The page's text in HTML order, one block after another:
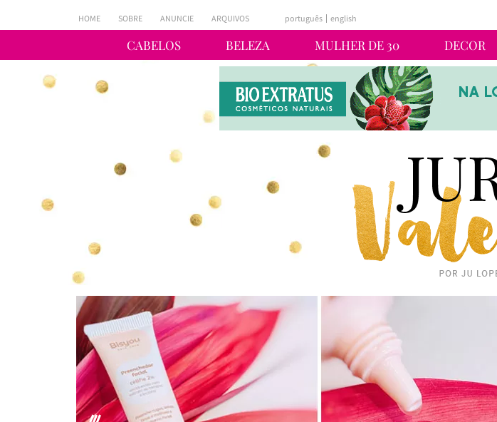
CABELOS BELEZA MULHER DE 30 DECOR
HOME SOBRE ANUNCIE ARQUIVOS português english